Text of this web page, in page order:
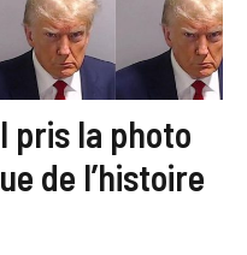
pris la photo
de l’histoire